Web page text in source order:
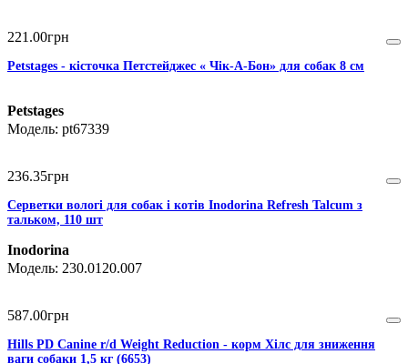
221 .00грн
Petstages - кісточка Петстейджес « Чік-А-Бон» для собак 8 см
Petstages
pt67339
236.35грн
Серветки вологі для собак і котів Inodorina Refresh Talcum з
тальком, 110 шт
Inodorina
230.0120.007
587.00грн
Hills PD Canine r/d Weight Reduction - корм Хілс для зниження
ваги собаки 1,5 кг (6653)